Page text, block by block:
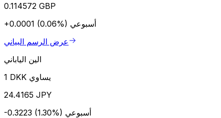
0.114572 GBP
+0.0001 (0.06%) أسبوعي
عرض الرسم البياني
الين الياباني
1 DKK يساوي
24.4165 JPY
-0.3223 (1.30%) أسبوعي